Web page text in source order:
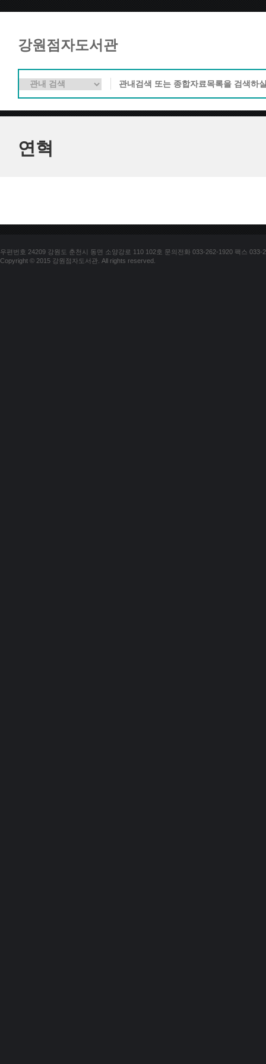
강원점자도서관
연혁
우편번호 24209 강원도 춘천시 동면 소양강로 110 102호 문의전화 033-262-1920 팩스 033-
Copyright © 2015 강원점자도서관. All rights reserved.